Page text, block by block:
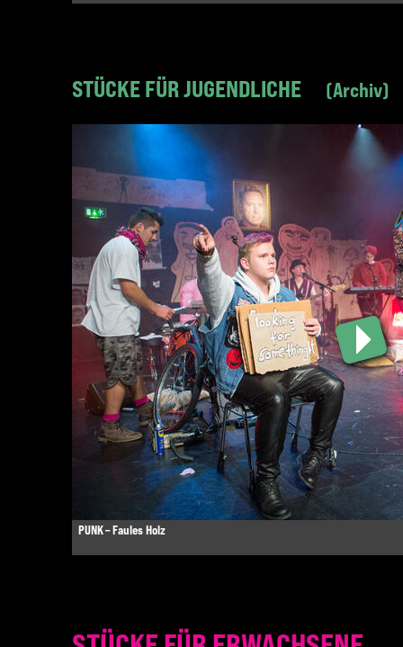
STÜCKE FÜR JUGENDLICHE Archiv
PUNK – Faules Holz